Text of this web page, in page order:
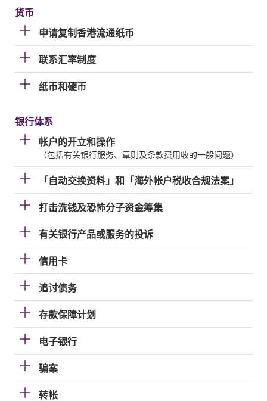
货币
申请复制香港流通纸币
联系汇率制度
纸币和硬币
银行体系
帐户的开立和操作
（包括有关银行服务、章则及条款费用收的一般问题）
「自动交换资料」和「海外帐户税收合规法案」
打击洗钱及恐怖分子资金筹集
有关银行产品或服务的投诉
信用卡
追讨债务
存款保障计划
电子银行
骗案
转帐